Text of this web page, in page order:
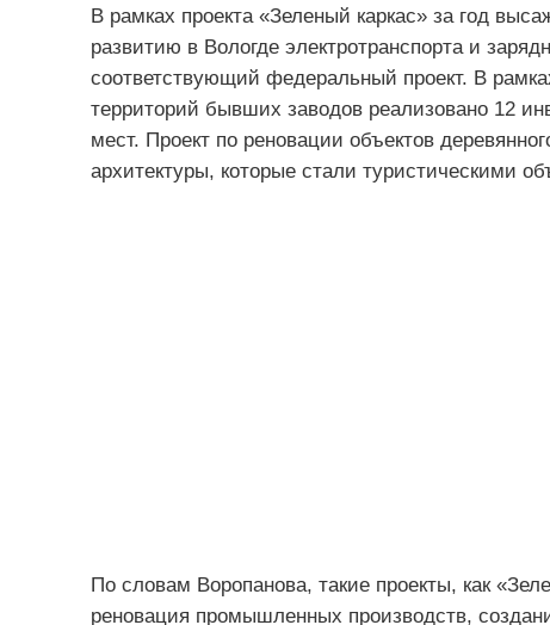
В рамках проекта «Зеленый каркас» за год
развитию в Вологде электротранспорта и
соответствующий федеральный проект. В
территорий бывших заводов реализовано 12
мест. Проект по реновации объектов
архитектуры, которые стали туристическими
По словам Воропанова, такие проекты, как
реновация промышленных производств,